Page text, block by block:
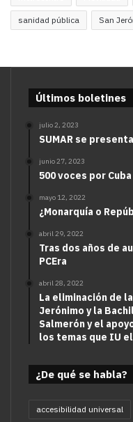
sanidad pública San
Últimos boletines
julio 2, 2023
SUMAR se
junio 27, 2023
500 voces por Cuba
mayo 12, 2022
¿Monarquía o
abril 29, 2022
Tras dos años de
PCEra
abril 28, 2022
La eliminación de
Jerónimo y la
Salmerón y el
los temas que IU
¿De qué se habla?
accesibilidad universal